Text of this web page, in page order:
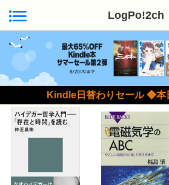
LogPo!2ch
Kindle日替わりセール ◆本